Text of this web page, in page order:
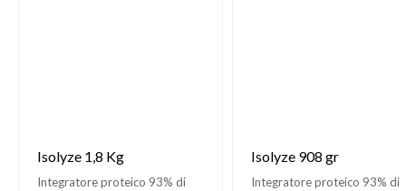
Isolyze 1,8 Kg
Integratore proteico 93% di
Isolyze 908 gr
Integratore proteico 93% di